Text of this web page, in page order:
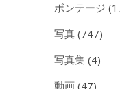
ボンテージ
写真 (747)
写真集 (4)
動画 (47)